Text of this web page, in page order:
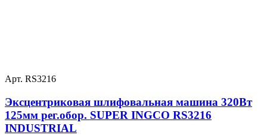
Арт. RS3216
Эксцентриковая шлифовальная машина 320Вт
125мм рег.обор. SUPER INGCO RS3216
INDUSTRIAL